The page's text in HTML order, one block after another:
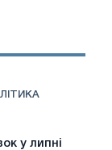
у липні